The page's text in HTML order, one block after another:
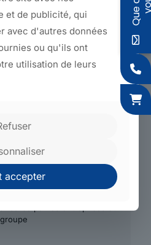
au groupe Sagaert dont 16 à
intégrés au groupe
M€
groupe
et de publicité, qui
avec d'autres données
ou qu'ils ont
utilisation de leurs
accepter